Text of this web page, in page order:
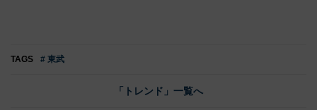
TAGS # 東武
「トレンド」一覧へ